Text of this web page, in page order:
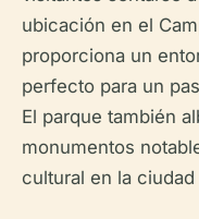
ubicación en el
proporciona un
perfecto para un
El parque también
monumentos
cultural en la ciudad